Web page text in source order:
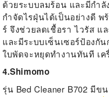
ด้วยระบบลมร้อน และมีกำ
กำจัดไรฝุ่นได้เป็นอย่างดี
ร์ จึงช่วยลดเชื้อรา ไวรัส แ
และมีระบบเซ็นเซอร์ป้องกั
ใบพัดจะหยุดทำงานทันที เ
4.Shimomo
รุ่น Bed Cleaner B702 มีข